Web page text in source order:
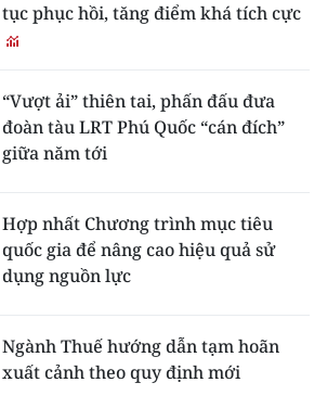
tục phục hồi, tăng điểm khá tích cực
“Vượt ải” thiên tai, phấn đấu đưa
đoàn tàu LRT Phú Quốc “cán đích”
giữa năm tới
Hợp nhất Chương trình mục tiêu
quốc gia để nâng cao hiệu quả sử
dụng nguồn lực
Ngành Thuế hướng dẫn tạm hoãn
xuất cảnh theo quy định mới